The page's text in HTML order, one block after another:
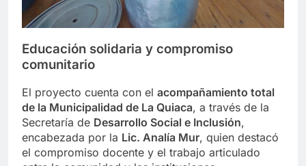
Educación solidaria y compromiso
comunitario
El proyecto cuenta con el acompañamiento total
de la Municipalidad de La Quiaca, a través de la
Secretaría de Desarrollo Social e Inclusión,
encabezada por la Lic. Analía Mur, quien destacó
el compromiso docente y el trabajo articulado